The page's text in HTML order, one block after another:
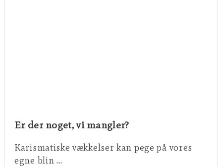
Er der noget, vi mangler?
Karismatiske vækkelser kan pege på vores
egne blin …